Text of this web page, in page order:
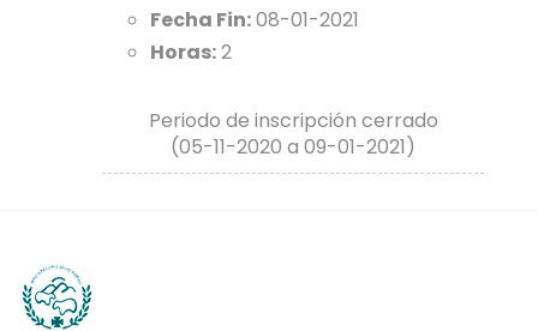
Fecha Fin:08-01-2021
Horas:2
Periodo de inscripción cerrado
(05-11-2020 a 09-01-2021)